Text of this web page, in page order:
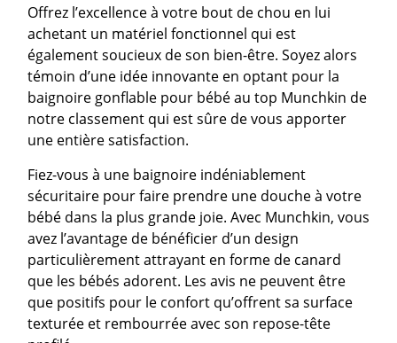
Offrez l’excellence à votre bout de chou en lui
achetant un matériel fonctionnel qui est
également soucieux de son bien-être. Soyez alors
témoin d’une idée innovante en optant pour la
baignoire gonflable pour bébé au top Munchkin de
notre classement qui est sûre de vous apporter
une entière satisfaction.
Fiez-vous à une baignoire indéniablement
sécuritaire pour faire prendre une douche à votre
bébé dans la plus grande joie. Avec Munchkin, vous
avez l’avantage de bénéficier d’un design
particulièrement attrayant en forme de canard
que les bébés adorent. Les avis ne peuvent être
que positifs pour le confort qu’offrent sa surface
texturée et rembourrée avec son repose-tête